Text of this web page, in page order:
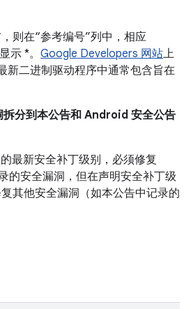
则在“参考编号”列中，相应
示 *。 Google Developers 网站上
新二进制驱动程序中通常包含旨在
拆分到本公告和 Android 安全公告
最新安全补丁级别，必须修复
的安全漏洞，但在声明安全补丁级
其他安全漏洞（如本公告中记录的